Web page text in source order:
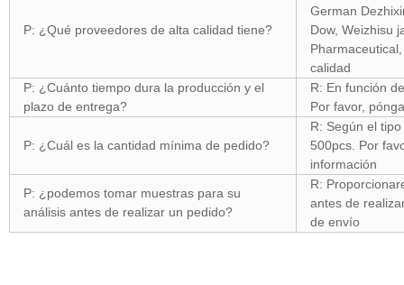
P: ¿Qué proveedores de alta calidad tiene?
German
Dow, Weizhisu
calidad
P: ¿Cuánto tiempo dura la producción y el
plazo de entrega?
R: En función
Por favor,
P: ¿Cuál es la cantidad mínima de pedido?
R: Según el
500pcs. Por
información
P: ¿podemos tomar muestras para su
análisis antes de realizar un pedido?
R:
antes de
de envío